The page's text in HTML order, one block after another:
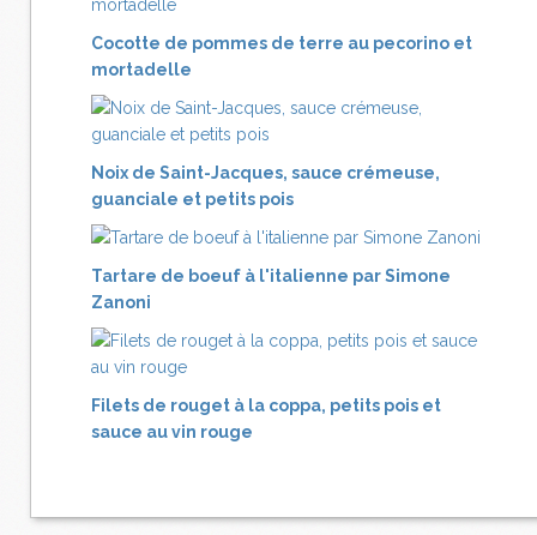
Cocotte de pommes de terre au pecorino et
mortadelle
Noix de Saint-Jacques, sauce crémeuse,
guanciale et petits pois
Tartare de boeuf à l'italienne par Simone
Zanoni
Filets de rouget à la coppa, petits pois et
sauce au vin rouge